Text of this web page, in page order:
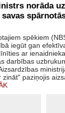
norāda
spēkiem
iegūt gan
ar
darbības
zināt" paziņojis